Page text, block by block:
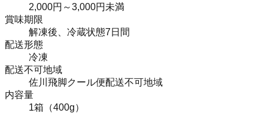
2,000円～3,000円未満
賞味期限
解凍後、冷蔵状態7日間
配送形態
冷凍
配送不可地域
佐川飛脚クール便配送不可地域
内容量
1箱（400g）